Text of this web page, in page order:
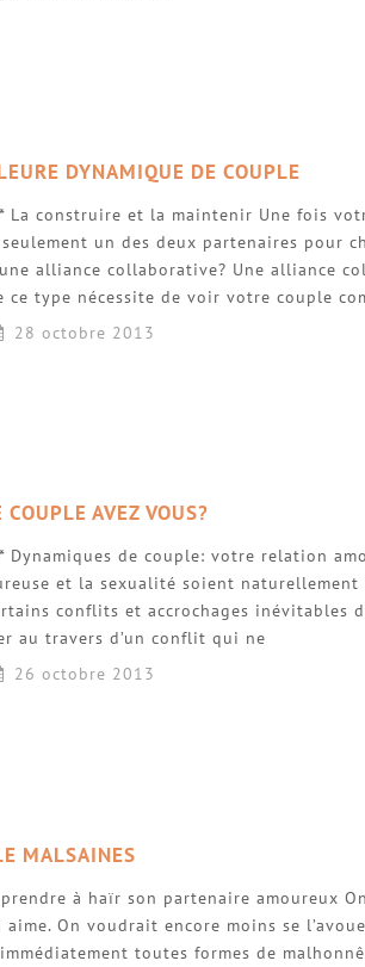
DYNAMIQUE DE COUPLE
La construire et la maintenir Une fois
un des deux partenaires pour
alliance collaborative? Une alliance
ce type nécessite de voir votre couple
28 octobre 2013
AVEZ VOUS?
Dynamiques de couple: votre relation
et la sexualité soient
conflits et accrochages inévitables
au travers d’un conflit qui ne
26 octobre 2013
MALSAINES
à haïr son partenaire amoureux
aime. On voudrait encore moins se
toutes formes de